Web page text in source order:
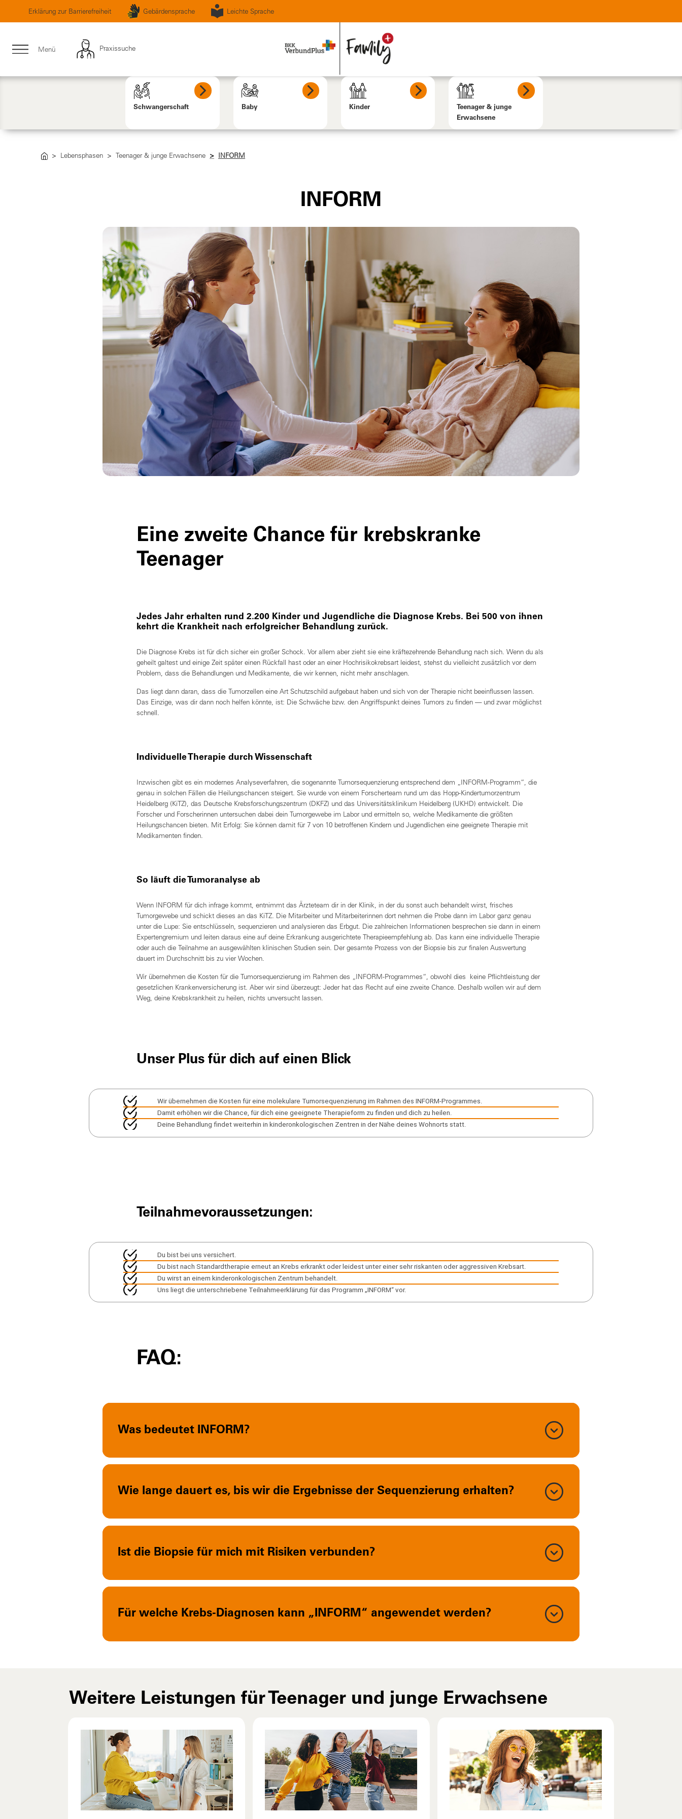
Erklärung zur Barrierefreiheit Gebärdensprache Leichte Sprache
Menü Praxissuche
Schwangerschaft Baby Kinder
Teenager & junge
Erwachsene
Lebensphasen Teenager & junge Erwachsene INFORM
INFORM
Eine zweite Chance für krebskranke
Teenager
Jedes Jahr erhalten rund 2.200 Kinder und Jugendliche die Diagnose Krebs. Bei 500 von ihnen
kehrt die Krankheit nach erfolgreicher Behandlung zurück.
Die Diagnose Krebs ist für dich sicher ein großer Schock. Vor allem aber zieht sie eine kräftezehrende Behandlung nach sich. Wenn du als
geheilt galtest und einige Zeit später einen Rückfall hast oder an einer Hochrisikokrebsart leidest, stehst du vielleicht zusätzlich vor dem
Problem, dass die Behandlungen und Medikamente, die wir kennen, nicht mehr anschlagen.
Das liegt dann daran, dass die Tumorzellen eine Art Schutzschild aufgebaut haben und sich von der Therapie nicht beeinflussen lassen.
Das Einzige, was dir dann noch helfen könnte, ist: Die Schwäche bzw. den Angriffspunkt deines Tumors zu finden — und zwar möglichst
schnell.
Individuelle Therapie durch Wissenschaft
Inzwischen gibt es ein modernes Analyseverfahren, die sogenannte Tumorsequenzierung entsprechend dem „INFORM-Programm“, die
genau in solchen Fällen die Heilungschancen steigert. Sie wurde von einem Forscherteam rund um das Hopp-Kindertumorzentrum
Heidelberg (KiTZ), das Deutsche Krebsforschungszentrum (DKFZ) und das Universitätsklinikum Heidelberg (UKHD) entwickelt. Die
Forscher und Forscherinnen untersuchen dabei dein Tumorgewebe im Labor und ermitteln so, welche Medikamente die größten
Heilungschancen bieten. Mit Erfolg: Sie können damit für 7 von 10 betroffenen Kindern und Jugendlichen eine geeignete Therapie mit
Medikamenten finden.
So läuft die Tumoranalyse ab
Wenn INFORM für dich infrage kommt, entnimmt das Ärzteteam dir in der Klinik, in der du sonst auch behandelt wirst, frisches
Tumorgewebe und schickt dieses an das KiTZ. Die Mitarbeiter und Mitarbeiterinnen dort nehmen die Probe dann im Labor ganz genau
unter die Lupe: Sie entschlüsseln, sequenzieren und analysieren das Erbgut. Die zahlreichen Informationen besprechen sie dann in einem
Expertengremium und leiten daraus eine auf deine Erkrankung ausgerichtete Therapieempfehlung ab. Das kann eine individuelle Therapie
oder auch die Teilnahme an ausgewählten klinischen Studien sein. Der gesamte Prozess von der Biopsie bis zur finalen Auswertung
dauert im Durchschnitt bis zu vier Wochen.
Wir übernehmen die Kosten für die Tumorsequenzierung im Rahmen des „INFORM-Programmes“, obwohl dies keine Pflichtleistung der
gesetzlichen Krankenversicherung ist. Aber wir sind überzeugt: Jeder hat das Recht auf eine zweite Chance. Deshalb wollen wir auf dem
Weg, deine Krebskrankheit zu heilen, nichts unversucht lassen.
Unser Plus für dich auf einen Blick
Wir übernehmen die Kosten für eine molekulare Tumorsequenzierung im Rahmen des INFORM-Programmes.
Damit erhöhen wir die Chance, für dich eine geeignete Therapieform zu finden und dich zu heilen.
Deine Behandlung findet weiterhin in kinderonkologischen Zentren in der Nähe deines Wohnorts statt.
Teilnahmevoraussetzungen:
Du bist bei uns versichert.
Du bist nach Standardtherapie erneut an Krebs erkrankt oder leidest unter einer sehr riskanten oder aggressiven Krebsart.
Du wirst an einem kinderonkologischen Zentrum behandelt.
Uns liegt die unterschriebene Teilnahmeerklärung für das Programm „INFORM“ vor.
FAQ:
Was bedeutet INFORM?
Wie lange dauert es, bis wir die Ergebnisse der Sequenzierung erhalten?
Ist die Biopsie für mich mit Risiken verbunden?
Für welche Krebs-Diagnosen kann „INFORM“ angewendet werden?
Weitere Leistungen für Teenager und junge Erwachsene